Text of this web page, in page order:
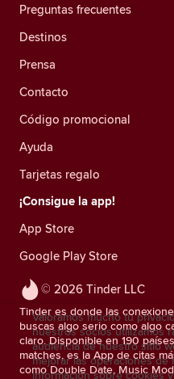
© 2026 Tinder LLC
Tinder es donde las
buscas algo serio como algo
claro. Disponible en 190
matches, es la App de citas
como Double Date, Music
Preguntas frecuentes
Destinos
Prensa
Contacto
Código promocional
Ayuda
Tarjetas regalo
¡Consigue la app!
App Store
Google Play Store
Valoramos mucho tu
nuestros socios utilizamos
audiencia de nuestro sitio
mejorar las operaciones de
información sobre cookies